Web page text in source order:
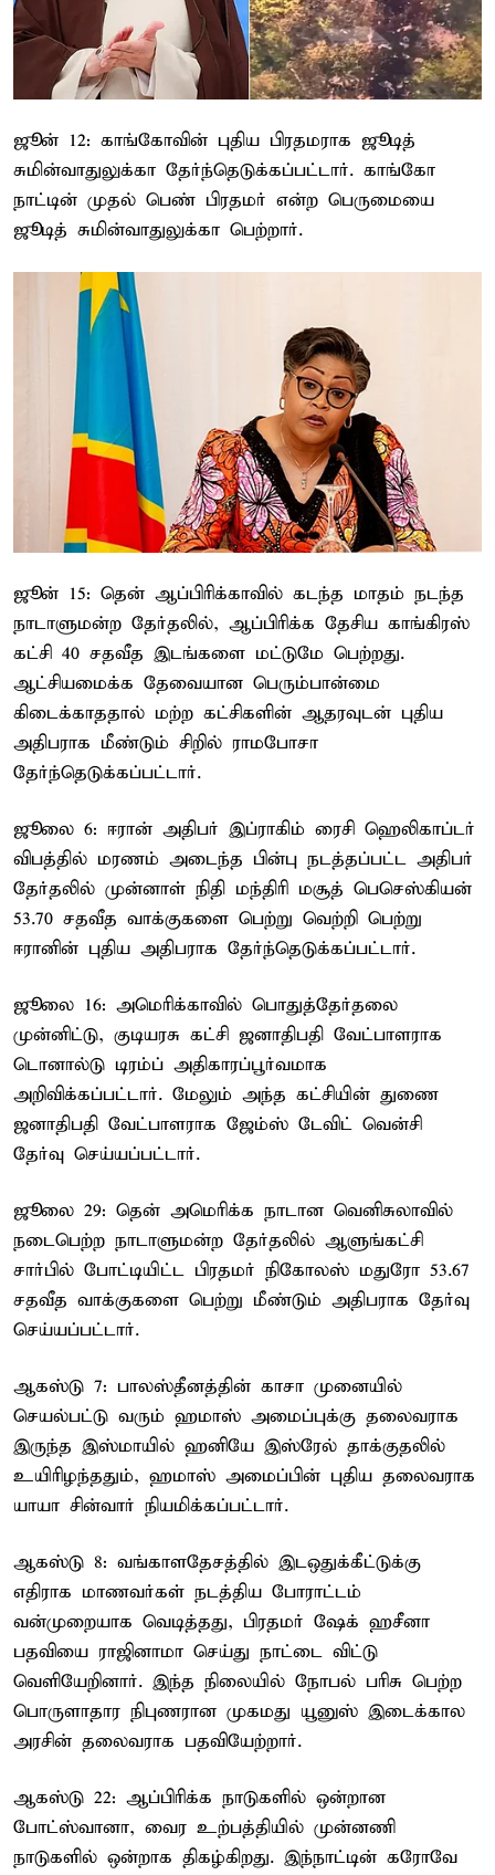
ஜூன் 12: காங்கோவின் புதிய பிரதமராக ஜூடித்
சுமின்வாதுலுக்கா தேர்ந்தெடுக்கப்பட்டார். காங்கோ
நாட்டின் முதல் பெண் பிரதமர் என்ற பெருமையை
ஜூடித் சுமின்வாதுலுக்கா பெற்றார்.
ஜூன் 15: தென் ஆப்பிரிக்காவில் கடந்த மாதம் நடந்த
நாடாளுமன்ற தேர்தலில், ஆப்பிரிக்க தேசிய காங்கிரஸ்
கட்சி 40 சதவீத இடங்களை மட்டுமே பெற்றது.
ஆட்சியமைக்க தேவையான பெரும்பான்மை
கிடைக்காததால் மற்ற கட்சிகளின் ஆதரவுடன் புதிய
அதிபராக மீண்டும் சிறில் ராமபோசா
தேர்ந்தெடுக்கப்பட்டார்.
ஜூலை 6: ஈரான் அதிபர் இப்ராகிம் ரைசி ஹெலிகாப்டர்
விபத்தில் மரணம் அடைந்த பின்பு நடத்தப்பட்ட அதிபர்
தேர்தலில் முன்னாள் நிதி மந்திரி மசூத் பெசெஸ்கியன்
53.70 சதவீத வாக்குகளை பெற்று வெற்றி பெற்று
ஈரானின் புதிய அதிபராக தேர்ந்தெடுக்கப்பட்டார்.
ஜூலை 16: அமெரிக்காவில் பொதுத்தேர்தலை
முன்னிட்டு, குடியரசு கட்சி ஜனாதிபதி வேட்பாளராக
டொனால்டு டிரம்ப் அதிகாரப்பூர்வமாக
அறிவிக்கப்பட்டார். மேலும் அந்த கட்சியின் துணை
ஜனாதிபதி வேட்பாளராக ஜேம்ஸ் டேவிட் வென்சி
தேர்வு செய்யப்பட்டார்.
ஜூலை 29: தென் அமெரிக்க நாடான வெனிசுலாவில்
நடைபெற்ற நாடாளுமன்ற தேர்தலில் ஆளுங்கட்சி
சார்பில் போட்டியிட்ட பிரதமர் நிகோலஸ் மதுரோ 53.67
சதவீத வாக்குகளை பெற்று மீண்டும் அதிபராக தேர்வு
செய்யப்பட்டார்.
ஆகஸ்டு 7: பாலஸ்தீனத்தின் காசா முனையில்
செயல்பட்டு வரும் ஹமாஸ் அமைப்புக்கு தலைவராக
இருந்த இஸ்மாயில் ஹனியே இஸ்ரேல் தாக்குதலில்
உயிரிழந்ததும், ஹமாஸ் அமைப்பின் புதிய தலைவராக
யாயா சின்வார் நியமிக்கப்பட்டார்.
ஆகஸ்டு 8: வங்காளதேசத்தில் இடஒதுக்கீட்டுக்கு
எதிராக மாணவர்கள் நடத்திய போராட்டம்
வன்முறையாக வெடித்தது, பிரதமர் ஷேக் ஹசீனா
பதவியை ராஜினாமா செய்து நாட்டை விட்டு
வெளியேறினார். இந்த நிலையில் நோபல் பரிசு பெற்ற
பொருளாதார நிபுணரான முகமது யூனுஸ் இடைக்கால
அரசின் தலைவராக பதவியேற்றார்.
ஆகஸ்டு 22: ஆப்பிரிக்க நாடுகளில் ஒன்றான
போட்ஸ்வானா, வைர உற்பத்தியில் முன்னணி
நாடுகளில் ஒன்றாக திகழ்கிறது. இந்நாட்டின் கரோவே